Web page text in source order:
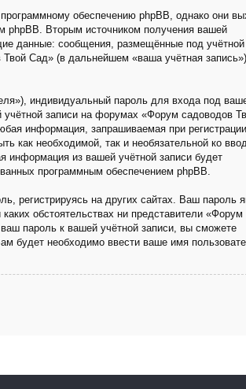
обеспечению phpBB, однако они
phpBB. Вторым источником получения вашей
данные: сообщения, размещённые под учётной
Сад» (в дальнейшем «ваша учётная
индивидуальный пароль для входа под
записи на форумах «Форум садоводов
информация, запрашиваемая при
как необходимой, так и необязательной ко
информация из вашей учётной записи будет
программным обеспечением phpBB.
регистрируясь на других сайтах. Ваш пароль
обстоятельствах ни представители «Форум
пароль к вашей учётной записи, вы сможете
будет необходимо ввести ваше имя